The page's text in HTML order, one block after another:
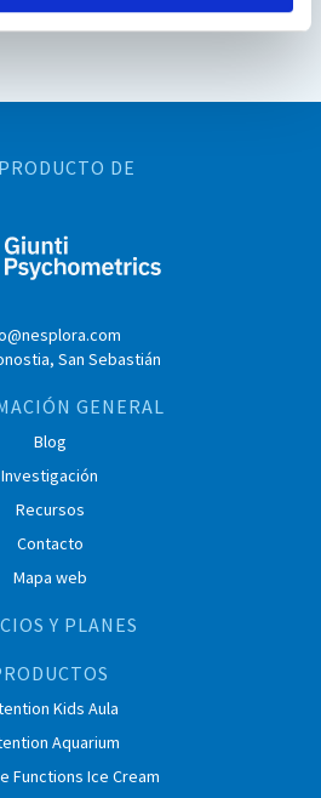
DE
San Sebastián
GENERAL
Blog
Investigación
Recursos
Contacto
Mapa web
Y PLANES
Kids Aula
Aquarium
Functions Ice Cream